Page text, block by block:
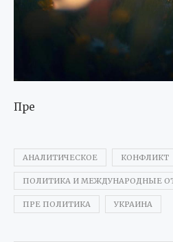
Пре
АНАЛИТИЧЕСКОЕ КОНФЛИКТ
ПОЛИТИКА И МЕЖДУНАРОДНЫЕ
ПРЕ ПОЛИТИКА УКРАИНА